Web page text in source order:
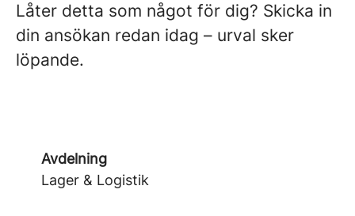
Låter detta som något för dig? Skicka in
din ansökan redan idag – urval sker
löpande.
Avdelning
Lager & Logistik